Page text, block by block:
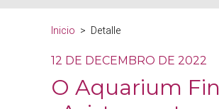
Inicio Detalle
12 DE DECEMBRO DE 2022
O Aquarium